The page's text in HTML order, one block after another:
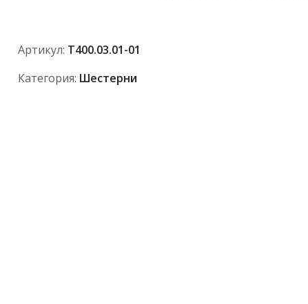
Артикул: Т400.03.01-01
Категория: Шестерни